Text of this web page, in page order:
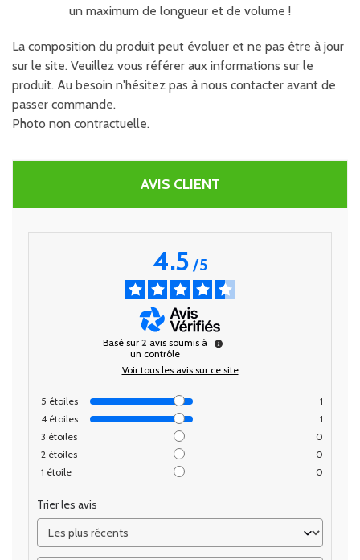
un maximum de longueur et de volume !
La composition du produit peut évoluer et ne pas être à jour
sur le site. Veuillez vous référer aux informations sur le
produit. Au besoin n'hésitez pas à nous contacter avant de
passer commande.
Photo non contractuelle.
AVIS CLIENT
4.5/5
Basé sur 2 avis soumis à
un contrôle
Voir tous les avis sur ce site
5 étoiles
1
4 étoiles
1
3 étoiles
0
2 étoiles
0
1 étoile 0
Trier les avis